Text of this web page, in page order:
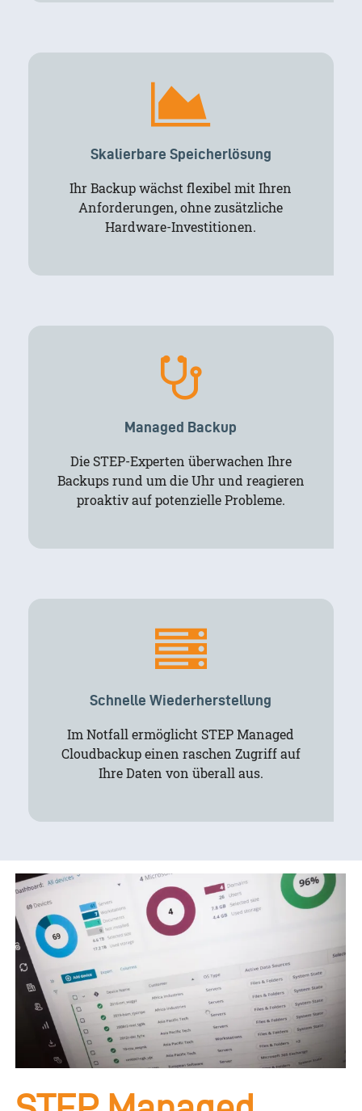
Skalierbare Speicherlösung
Ihr Backup wächst flexibel mit Ihren
Anforderungen, ohne zusätzliche
Hardware-Investitionen.
Managed Backup
Die STEP-Experten überwachen Ihre
Backups rund um die Uhr und reagieren
proaktiv auf potenzielle Probleme.
Schnelle Wiederherstellung
Im Notfall ermöglicht STEP Managed
Cloudbackup einen raschen Zugriff auf
Ihre Daten von überall aus.